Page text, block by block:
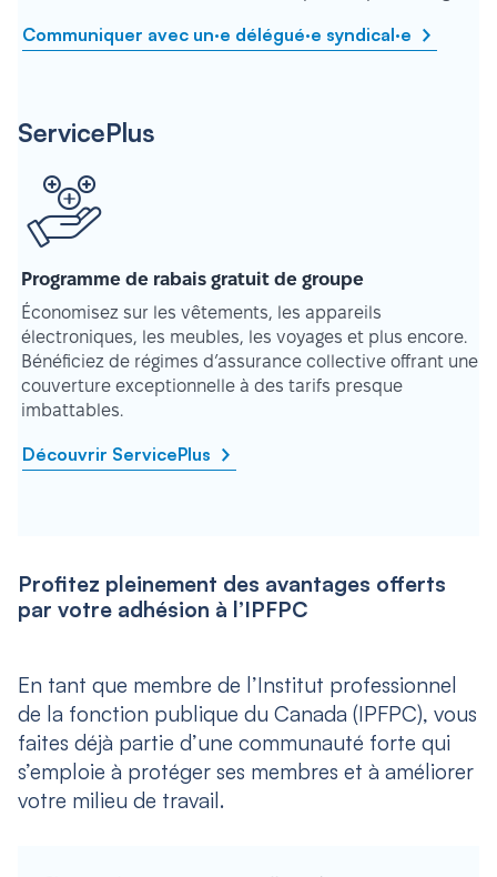
Communiquer avec un·e délégué·e syndical·e
ServicePlus
Programme de rabais gratuit de groupe
Économisez sur les vêtements, les appareils
électroniques, les meubles, les voyages et plus encore.
Bénéficiez de régimes d’assurance collective offrant une
couverture exceptionnelle à des tarifs presque
imbattables.
Découvrir ServicePlus
Profitez pleinement des avantages offerts
par votre adhésion à l’IPFPC
En tant que membre de l’Institut professionnel
de la fonction publique du Canada (IPFPC), vous
faites déjà partie d’une communauté forte qui
s’emploie à protéger ses membres et à améliorer
votre milieu de travail.